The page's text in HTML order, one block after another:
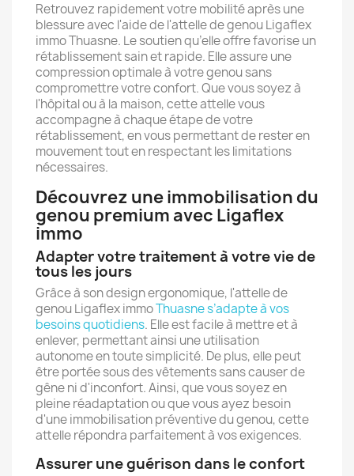
Retrouvez rapidement votre mobilité après une
blessure avec l'aide de l'attelle de genou Ligaflex
immo Thuasne. Le soutien qu’elle offre favorise un
rétablissement sain et rapide. Elle assure une
compression optimale à votre genou sans
compromettre votre confort. Que vous soyez à
l'hôpital ou à la maison, cette attelle vous
accompagne à chaque étape de votre
rétablissement, en vous permettant de rester en
mouvement tout en respectant les limitations
nécessaires.
Découvrez une immobilisation du
genou premium avec Ligaflex
immo
Adapter votre traitement à votre vie de
tous les jours
Grâce à son design ergonomique, l'attelle de
genou Ligaflex immoThuasne s’adapte à vos
besoins quotidiens. Elle est facile à mettre et à
enlever, permettant ainsi une utilisation
autonome en toute simplicité. De plus, elle peut
être portée sous des vêtements sans causer de
gêne ni d'inconfort. Ainsi, que vous soyez en
pleine réadaptation ou que vous ayez besoin
d'une immobilisation préventive du genou, cette
attelle répondra parfaitement à vos exigences.
Assurer une guérison dans le confort